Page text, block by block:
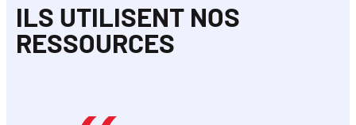
ILS UTILISENT NOS
RESSOURCES